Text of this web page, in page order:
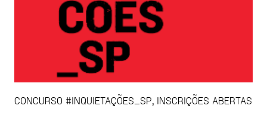
CONCURSO #INQUIETAÇÕES_SP, INSCRIÇÕES ABERTAS